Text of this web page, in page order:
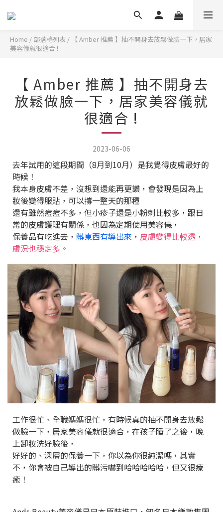
Home / 部落格列表 /
【 Amber 推薦 】抽不開身去放鬆做臉一下，居家
美容儀就很適合 !
【 Amber 推薦 】抽不開身去
放鬆做臉一下，居家美容儀就
很適合 !
2023-06-06
去年試用的這段期間（8月到10月）是我覺得皮膚最好的
時候！
我本身皮膚不差，沒想到還能再更讚，會發現是因為上
妝後變得服貼，可以撐一整天的那種
還有雖然痘痘不多，但小疹子還是小粉刺比較多，跟日
常的皮膚護理有關係，也因為定期使用美容儀，
保養品有吃進去， 髒東西有導出來 ， 皮膚變得比較透，
膚況也穩定多。
工作很忙、全職媽媽很忙，有時候真的抽不開身去放鬆
做臉一下，居家美容儀就很適合，在孩子睡了之後，晚
上卸妝洗好臉後，
好好的、深層的保養一下，你以為你很純潔嗎，其實
不，你會被自己導出的髒污嚇到哈哈哈哈哈，但又很療
癒！